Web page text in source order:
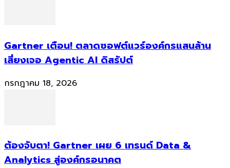
Gartner เตือน! ตลาดซอฟต์แวร์องค์กรแสนล้าน
เสี่ยงเจอ Agentic AI ดิสรัปต์
กรกฎาคม 18, 2026
ต้องจับตา! Gartner เผย 6 เทรนด์ Data &
Analytics สู่องค์กรอนาคต